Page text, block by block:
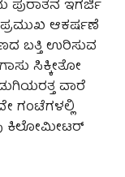
ಪುರಾತನ ಇಗರ್ಜಿ
ಪ್ರಮುಖ ಆಕರ್ಷಣೆ
ಬತ್ತಿ ಉರಿಸುವ
ಸಿಕ್ಕೀತೋ
ವಾರೆ
ಗಂಟೆಗಳಲ್ಲಿ
ಕಿಲೋಮೀಟರ್‌